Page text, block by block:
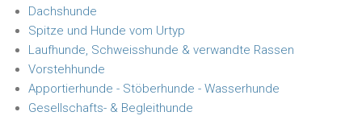
Dachshunde
Spitze und Hunde vom Urtyp
Laufhunde, Schweisshunde & verwandte Rassen
Vorstehhunde
Apportierhunde - Stöberhunde - Wasserhunde
Gesellschafts- & Begleithunde